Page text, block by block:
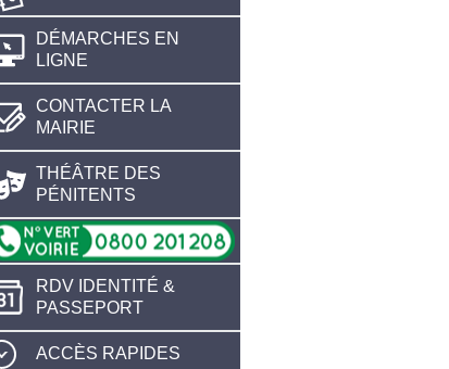
DÉMARCHES EN
LIGNE
CONTACTER LA
MAIRIE
THÉÂTRE DES
PÉNITENTS
RDV IDENTITÉ &
PASSEPORT
ACCÈS RAPIDES